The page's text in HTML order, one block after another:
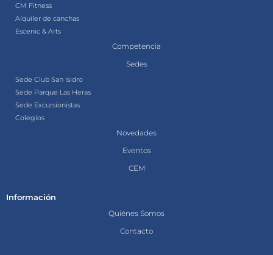
CM Fitness
Alquiler de canchas
Escenic & Arts
Competencia
Sedes
Sede Club San Isidro
Sede Parque Las Heras
Sede Excursionistas
Colegios
Novedades
Eventos
CEM
Información
Quiénes Somos
Contacto